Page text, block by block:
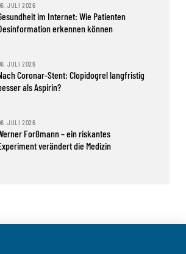
JULI 2026
im Internet: Wie Patienten
erkennen können
JULI 2026
Coronar-Stent: Clopidogrel langfristig
als Aspirin?
JULI 2026
Forßmann – ein riskantes
verändert die Medizin